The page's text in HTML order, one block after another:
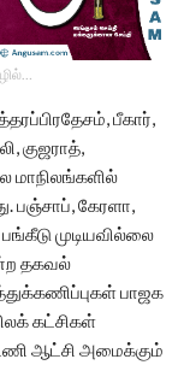
பீகார்,
குஜராத்,
மாநிலங்களில்
பஞ்சாப், கேரளா,
முடியவில்லை
தகவல்
பாஜக
கட்சிகள்
ஆட்சி அமைக்கும்